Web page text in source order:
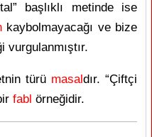
başlıklı metinde ise
kaybolmayacağı ve bize
türü masaldır. “Çiftçi
fabl örneğidir.